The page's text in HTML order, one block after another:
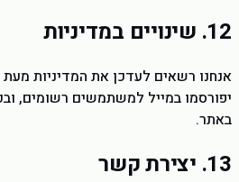
12. שינויים במדיניות
אנחנו רשאים לעדכן את המדיניות מעת
יפורסמו במייל למשתמשים רשומים,
באתר.
13. יצירת קשר